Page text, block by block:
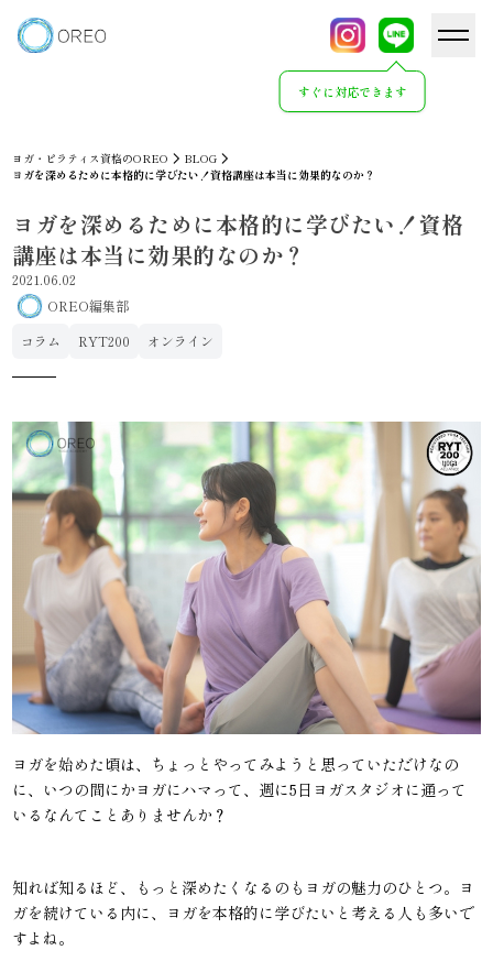
すぐに対応できます
ヨガ・ピラティス資格のOREO
BLOG
ヨガを深めるために本格的に学びたい！資格講座は本当に効果的なのか？
ヨガを深めるために本格的に学びたい！資格
講座は本当に効果的なのか？
2021.06.02
OREO編集部
コラム
RYT200 オンライン
ヨガを始めた頃は、ちょっとやってみようと思っていただけなの
に、いつの間にかヨガにハマって、週に5日ヨガスタジオに通って
いるなんてことありませんか？
知れば知るほど、もっと深めたくなるのもヨガの魅力のひとつ。ヨ
ガを続けている内に、ヨガを本格的に学びたいと考える人も多いで
すよね。